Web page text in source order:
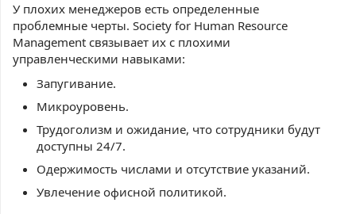
У плохих менеджеров есть определенные
проблемные черты. Society for Human Resource
Management связывает их с плохими
управленческими навыками:
Запугивание.
Микроуровень.
Трудоголизм и ожидание, что сотрудники будут
доступны 24/7.
Одержимость числами и отсутствие указаний.
Увлечение офисной политикой.